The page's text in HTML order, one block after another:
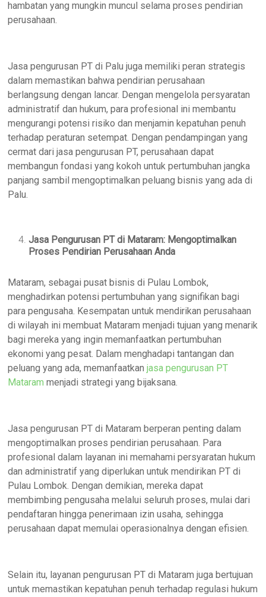
hambatan yang mungkin muncul selama proses pendirian
perusahaan.
Jasa pengurusan PT di Palu juga memiliki peran strategis
dalam memastikan bahwa pendirian perusahaan
berlangsung dengan lancar. Dengan mengelola persyaratan
administratif dan hukum, para profesional ini membantu
mengurangi potensi risiko dan menjamin kepatuhan penuh
terhadap peraturan setempat. Dengan pendampingan yang
cermat dari jasa pengurusan PT, perusahaan dapat
membangun fondasi yang kokoh untuk pertumbuhan jangka
panjang sambil mengoptimalkan peluang bisnis yang ada di
Palu.
Jasa Pengurusan PT di Mataram: Mengoptimalkan
Proses Pendirian Perusahaan Anda
Mataram, sebagai pusat bisnis di Pulau Lombok,
menghadirkan potensi pertumbuhan yang signifikan bagi
para pengusaha. Kesempatan untuk mendirikan perusahaan
di wilayah ini membuat Mataram menjadi tujuan yang menarik
bagi mereka yang ingin memanfaatkan pertumbuhan
ekonomi yang pesat. Dalam menghadapi tantangan dan
peluang yang ada, memanfaatkanjasa pengurusan PT
Mataram menjadi strategi yang bijaksana.
Jasa pengurusan PT di Mataram berperan penting dalam
mengoptimalkan proses pendirian perusahaan. Para
profesional dalam layanan ini memahami persyaratan hukum
dan administratif yang diperlukan untuk mendirikan PT di
Pulau Lombok. Dengan demikian, mereka dapat
membimbing pengusaha melalui seluruh proses, mulai dari
pendaftaran hingga penerimaan izin usaha, sehingga
perusahaan dapat memulai operasionalnya dengan efisien.
Selain itu, layanan pengurusan PT di Mataram juga bertujuan
untuk memastikan kepatuhan penuh terhadap regulasi hukum